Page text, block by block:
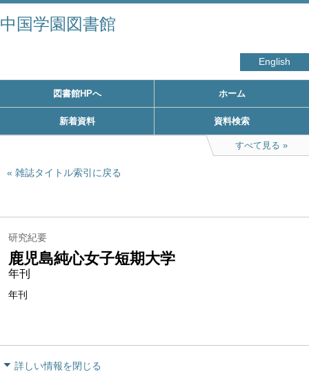
中国学園図書館
English
図書館HPへ ホーム
新着資料 資料検索
すべて見る
雑誌タイトル索引に戻る
研究紀要
鹿児島純心女子短期大学
年刊
年刊
詳しい情報を閉じる